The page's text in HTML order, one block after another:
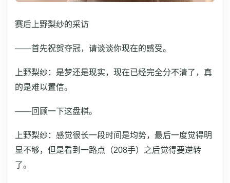
赛后上野梨纱的采访
——首先祝贺夺冠，请谈谈你现在的感受。
上野梨纱：是梦还是现实，现在已经完全分不清了，真
的是难以置信。
——回顾一下这盘棋。
上野梨纱：感觉很长一段时间是均势，最后一度觉得明
显不够，但是看到一路点（208手）之后觉得要逆转
了。